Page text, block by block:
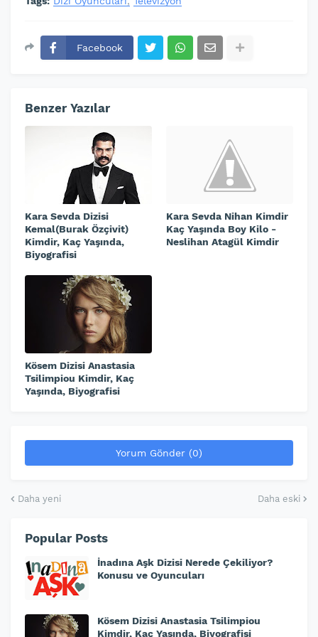
Facebook
Benzer Yazılar
Kara Sevda Dizisi
Kemal(Burak Özçivit)
Kimdir, Kaç Yaşında,
Biyografisi
Kara Sevda Nihan Kimdir
Kaç Yaşında Boy Kilo -
Neslihan Atagül Kimdir
Kösem Dizisi Anastasia
Tsilimpiou Kimdir, Kaç
Yaşında, Biyografisi
Yorum Gönder (0)
Daha yeni Daha eski
Popular Posts
İnadına Aşk Dizisi Nerede Çekiliyor?
Konusu ve Oyuncuları
Kösem Dizisi Anastasia Tsilimpiou
Kimdir, Kaç Yaşında, Biyografisi